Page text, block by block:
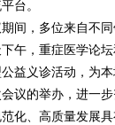
台。
，多位来自不同
午，重症医学论
益义诊活动，为
的举办，进一步
化、高质量发展具